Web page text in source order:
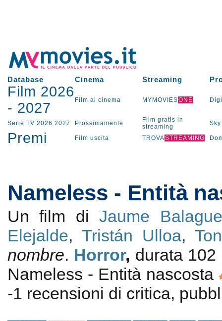
Database Cinema Streaming
Film 2026
- 2027 Film al cinema MYMOVIESONE
Serie TV 2026 2027 Prossimamente
Film gratis in
streaming
Sky
Premi Film uscita TROVASTREAMING
Nameless - Entità
Un film diJaume
Elejalde, Tristán Ulloa,
nombre. Horror, durata
Nameless - Entità nascosta
-1 recensioni di critica,